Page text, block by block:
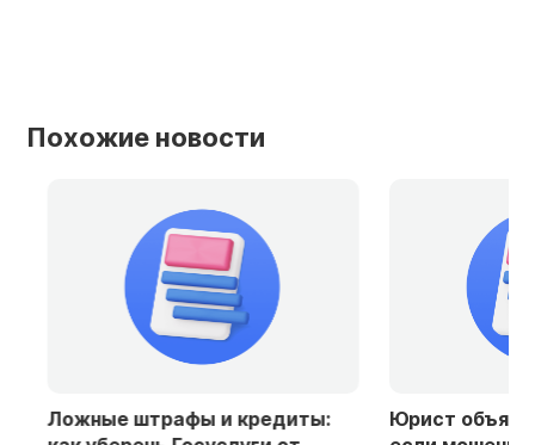
Похожие новости
Ложные штрафы и кредиты:
Юрист